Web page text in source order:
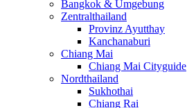
Bangkok & Umgebung
Zentralthailand
Provinz Ayutthay
Kanchanaburi
Chiang Mai
Chiang Mai Cityguide
Nordthailand
Sukhothai
Chiang Rai